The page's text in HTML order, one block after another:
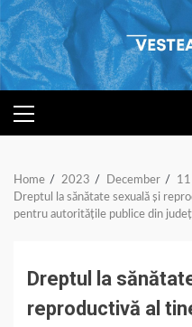
Skip
to
content
PRIMARY
MENU
Home 2023 December
11
Dreptul la sănătate sexuală și
pentru autoritățile publice din
Dreptul la
reproductivă al